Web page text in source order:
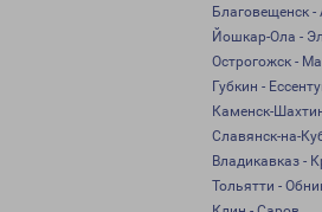
Благовещенск
Йошкар-Ола -
Острогожск -
Губкин -
Каменск-
Славянск-на-
Владикавказ -
Тольятти -